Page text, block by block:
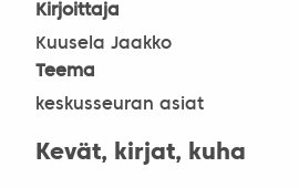
Kirjoittaja
Kuusela Jaakko
Teema
keskusseuran asiat
Kevät, kirjat, kuha